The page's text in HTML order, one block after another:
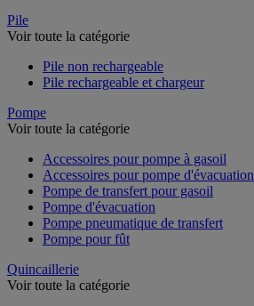
Pile
Voir toute la catégorie
Pile non rechargeable
Pile rechargeable et chargeur
Pompe
Voir toute la catégorie
Accessoires pour pompe à gasoil
Accessoires pour pompe d'évacuation
Pompe de transfert pour gasoil
Pompe d'évacuation
Pompe pneumatique de transfert
Pompe pour fût
Quincaillerie
Voir toute la catégorie